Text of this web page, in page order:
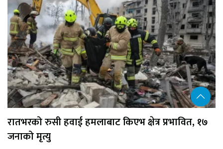
रातभरको रुसी हवाई हमलाबाट किएभ क्षेत्र प्रभावित, १७
जनाको मृत्यु